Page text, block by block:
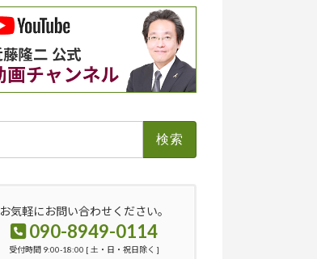
お気軽にお問い合わせください。
090-8949-0114
受付時間 9:00-18:00 [ 土・日・祝日除く ]